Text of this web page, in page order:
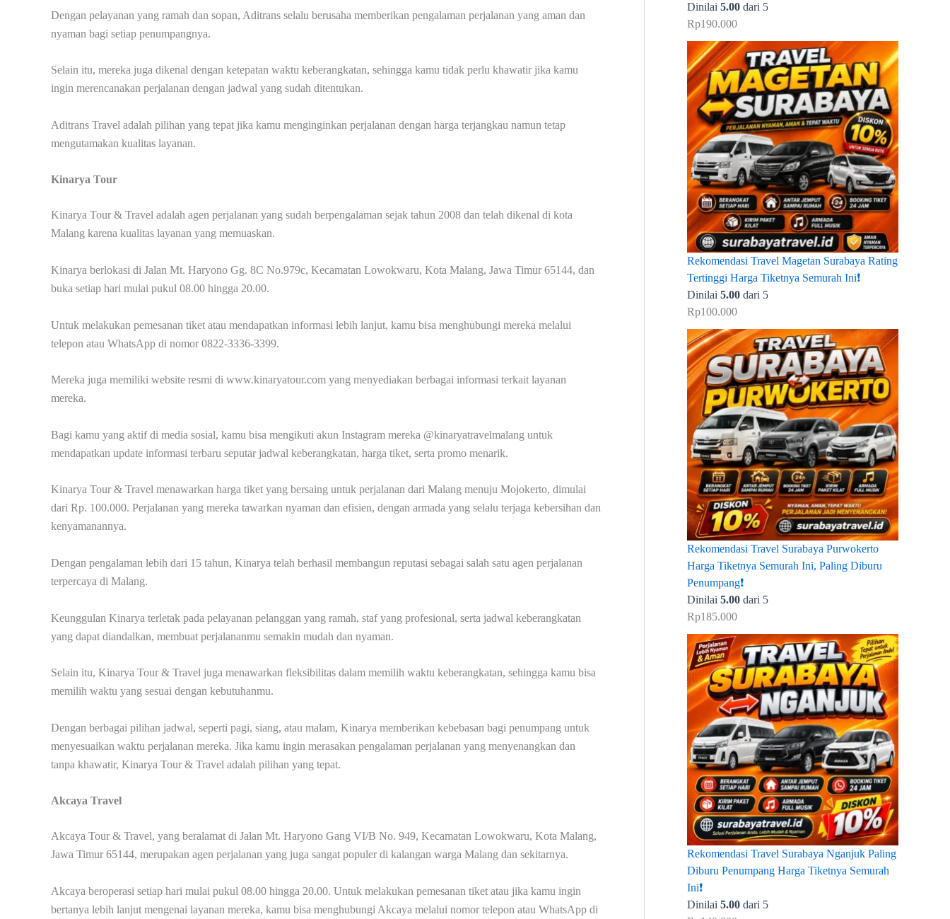
Dengan pelayanan yang ramah dan sopan, Aditrans selalu berusaha memberikan pengalaman perjalanan yang aman dan
nyaman bagi setiap penumpangnya.
Selain itu, mereka juga dikenal dengan ketepatan waktu keberangkatan, sehingga kamu tidak perlu khawatir jika kamu
ingin merencanakan perjalanan dengan jadwal yang sudah ditentukan.
Aditrans Travel adalah pilihan yang tepat jika kamu menginginkan perjalanan dengan harga terjangkau namun tetap
mengutamakan kualitas layanan.
Kinarya Tour
Kinarya Tour & Travel adalah agen perjalanan yang sudah berpengalaman sejak tahun 2008 dan telah dikenal di kota
Malang karena kualitas layanan yang memuaskan.
Kinarya berlokasi di Jalan Mt. Haryono Gg. 8C No.979c, Kecamatan Lowokwaru, Kota Malang, Jawa Timur 65144, dan
buka setiap hari mulai pukul 08.00 hingga 20.00.
Untuk melakukan pemesanan tiket atau mendapatkan informasi lebih lanjut, kamu bisa menghubungi mereka melalui
telepon atau WhatsApp di nomor 0822-3336-3399.
Mereka juga memiliki website resmi di www.kinaryatour.com yang menyediakan berbagai informasi terkait layanan
mereka.
Bagi kamu yang aktif di media sosial, kamu bisa mengikuti akun Instagram mereka @kinaryatravelmalang untuk
mendapatkan update informasi terbaru seputar jadwal keberangkatan, harga tiket, serta promo menarik.
Kinarya Tour & Travel menawarkan harga tiket yang bersaing untuk perjalanan dari Malang menuju Mojokerto, dimulai
dari Rp. 100.000. Perjalanan yang mereka tawarkan nyaman dan efisien, dengan armada yang selalu terjaga kebersihan dan
kenyamanannya.
Dengan pengalaman lebih dari 15 tahun, Kinarya telah berhasil membangun reputasi sebagai salah satu agen perjalanan
terpercaya di Malang.
Keunggulan Kinarya terletak pada pelayanan pelanggan yang ramah, staf yang profesional, serta jadwal keberangkatan
yang dapat diandalkan, membuat perjalananmu semakin mudah dan nyaman.
Selain itu, Kinarya Tour & Travel juga menawarkan fleksibilitas dalam memilih waktu keberangkatan, sehingga kamu bisa
memilih waktu yang sesuai dengan kebutuhanmu.
Dengan berbagai pilihan jadwal, seperti pagi, siang, atau malam, Kinarya memberikan kebebasan bagi penumpang untuk
menyesuaikan waktu perjalanan mereka. Jika kamu ingin merasakan pengalaman perjalanan yang menyenangkan dan
tanpa khawatir, Kinarya Tour & Travel adalah pilihan yang tepat.
Akcaya Travel
Akcaya Tour & Travel, yang beralamat di Jalan Mt. Haryono Gang VI/B No. 949, Kecamatan Lowokwaru, Kota Malang,
Jawa Timur 65144, merupakan agen perjalanan yang juga sangat populer di kalangan warga Malang dan sekitarnya.
Akcaya beroperasi setiap hari mulai pukul 08.00 hingga 20.00. Untuk melakukan pemesanan tiket atau jika kamu ingin
bertanya lebih lanjut mengenai layanan mereka, kamu bisa menghubungi Akcaya melalui nomor telepon atau WhatsApp di
Dinilai 5.00 dari 5
Rp190.000
Rekomendasi Travel Magetan Surabaya Rating
Tertinggi Harga Tiketnya Semurah Ini❗
Dinilai 5.00 dari 5
Rp100.000
Rekomendasi Travel Surabaya Purwokerto
Harga Tiketnya Semurah Ini, Paling Diburu
Penumpang❗
Dinilai 5.00 dari 5
Rp185.000
Rekomendasi Travel Surabaya Nganjuk Paling
Diburu Penumpang Harga Tiketnya Semurah
Ini❗
Dinilai 5.00 dari 5